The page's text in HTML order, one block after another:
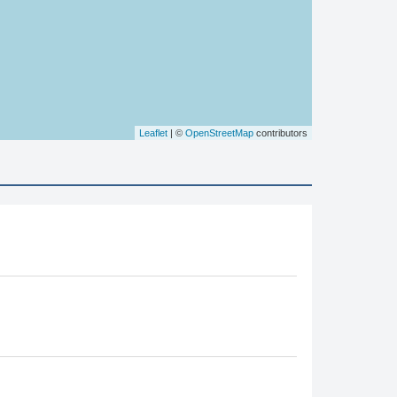
Leaflet | © OpenStreetMap contributors